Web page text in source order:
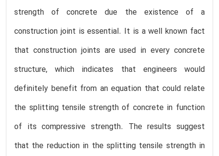
strength of concrete due the existence of a
construction joint is essential. It is a well known fact
that construction joints are used in every concrete
structure, which indicates that engineers would
definitely benefit from an equation that could relate
the splitting tensile strength of concrete in function
of its compressive strength. The results suggest
that the reduction in the splitting tensile strength in